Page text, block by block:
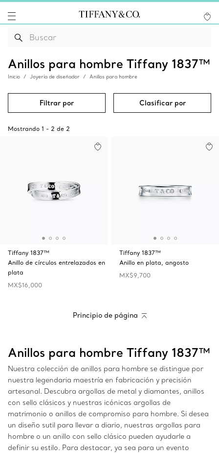
Anillos para hombre Tiffany 1837™
Inicio Joyería de diseñador Anillos para hombre
Filtrar por Clasificar por
Mostrando 1 - 2 de 2
Tiffany 1837™
Anillo de círculos entrelazados en
plata
MX$16,000
Tiffany 1837™
Anillo en plata, angosto
MX$9,700
Principio de página
Anillos para hombre Tiffany 1837™
Nuestra colección de anillos para hombre se distingue por
nuestra legendaria maestría en fabricación y precisión
artesanal. Descubra argollas de metal y diamantes, anillos
con sello clásicos y nuestras icónicas argollas de
matrimonio o anillos de compromiso para hombre. Si desea
un diseño sutil para llevar a diario, nuestras argollas para
hombre o un anillo con sello clásico pueden ayudarle a
definir su estilo. Para destacar, ya sea para un evento